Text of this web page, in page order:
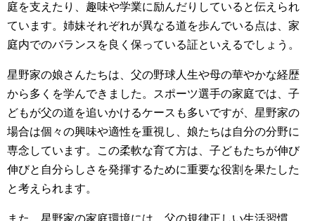
庭を支えたり、趣味や学業に励んだりしていると伝えられ
ています。姉妹それぞれが異なる道を歩んでいる点は、家
庭内でのバランスを良く保っている証といえるでしょう。
星野家の娘さんたちは、父の野球人生や母の華やかな経歴
から多くを学んできました。スポーツ選手の家庭では、子
どもが父の道を追いかけるケースも多いですが、星野家の
場合は個々の興味や適性を重視し、娘たちは自分の分野に
専念しています。この柔軟な育て方は、子どもたちが伸び
伸びと自分らしさを発揮するために重要な役割を果たした
と考えられます。
また、星野家の家庭環境には、父の規律正しい生活習慣